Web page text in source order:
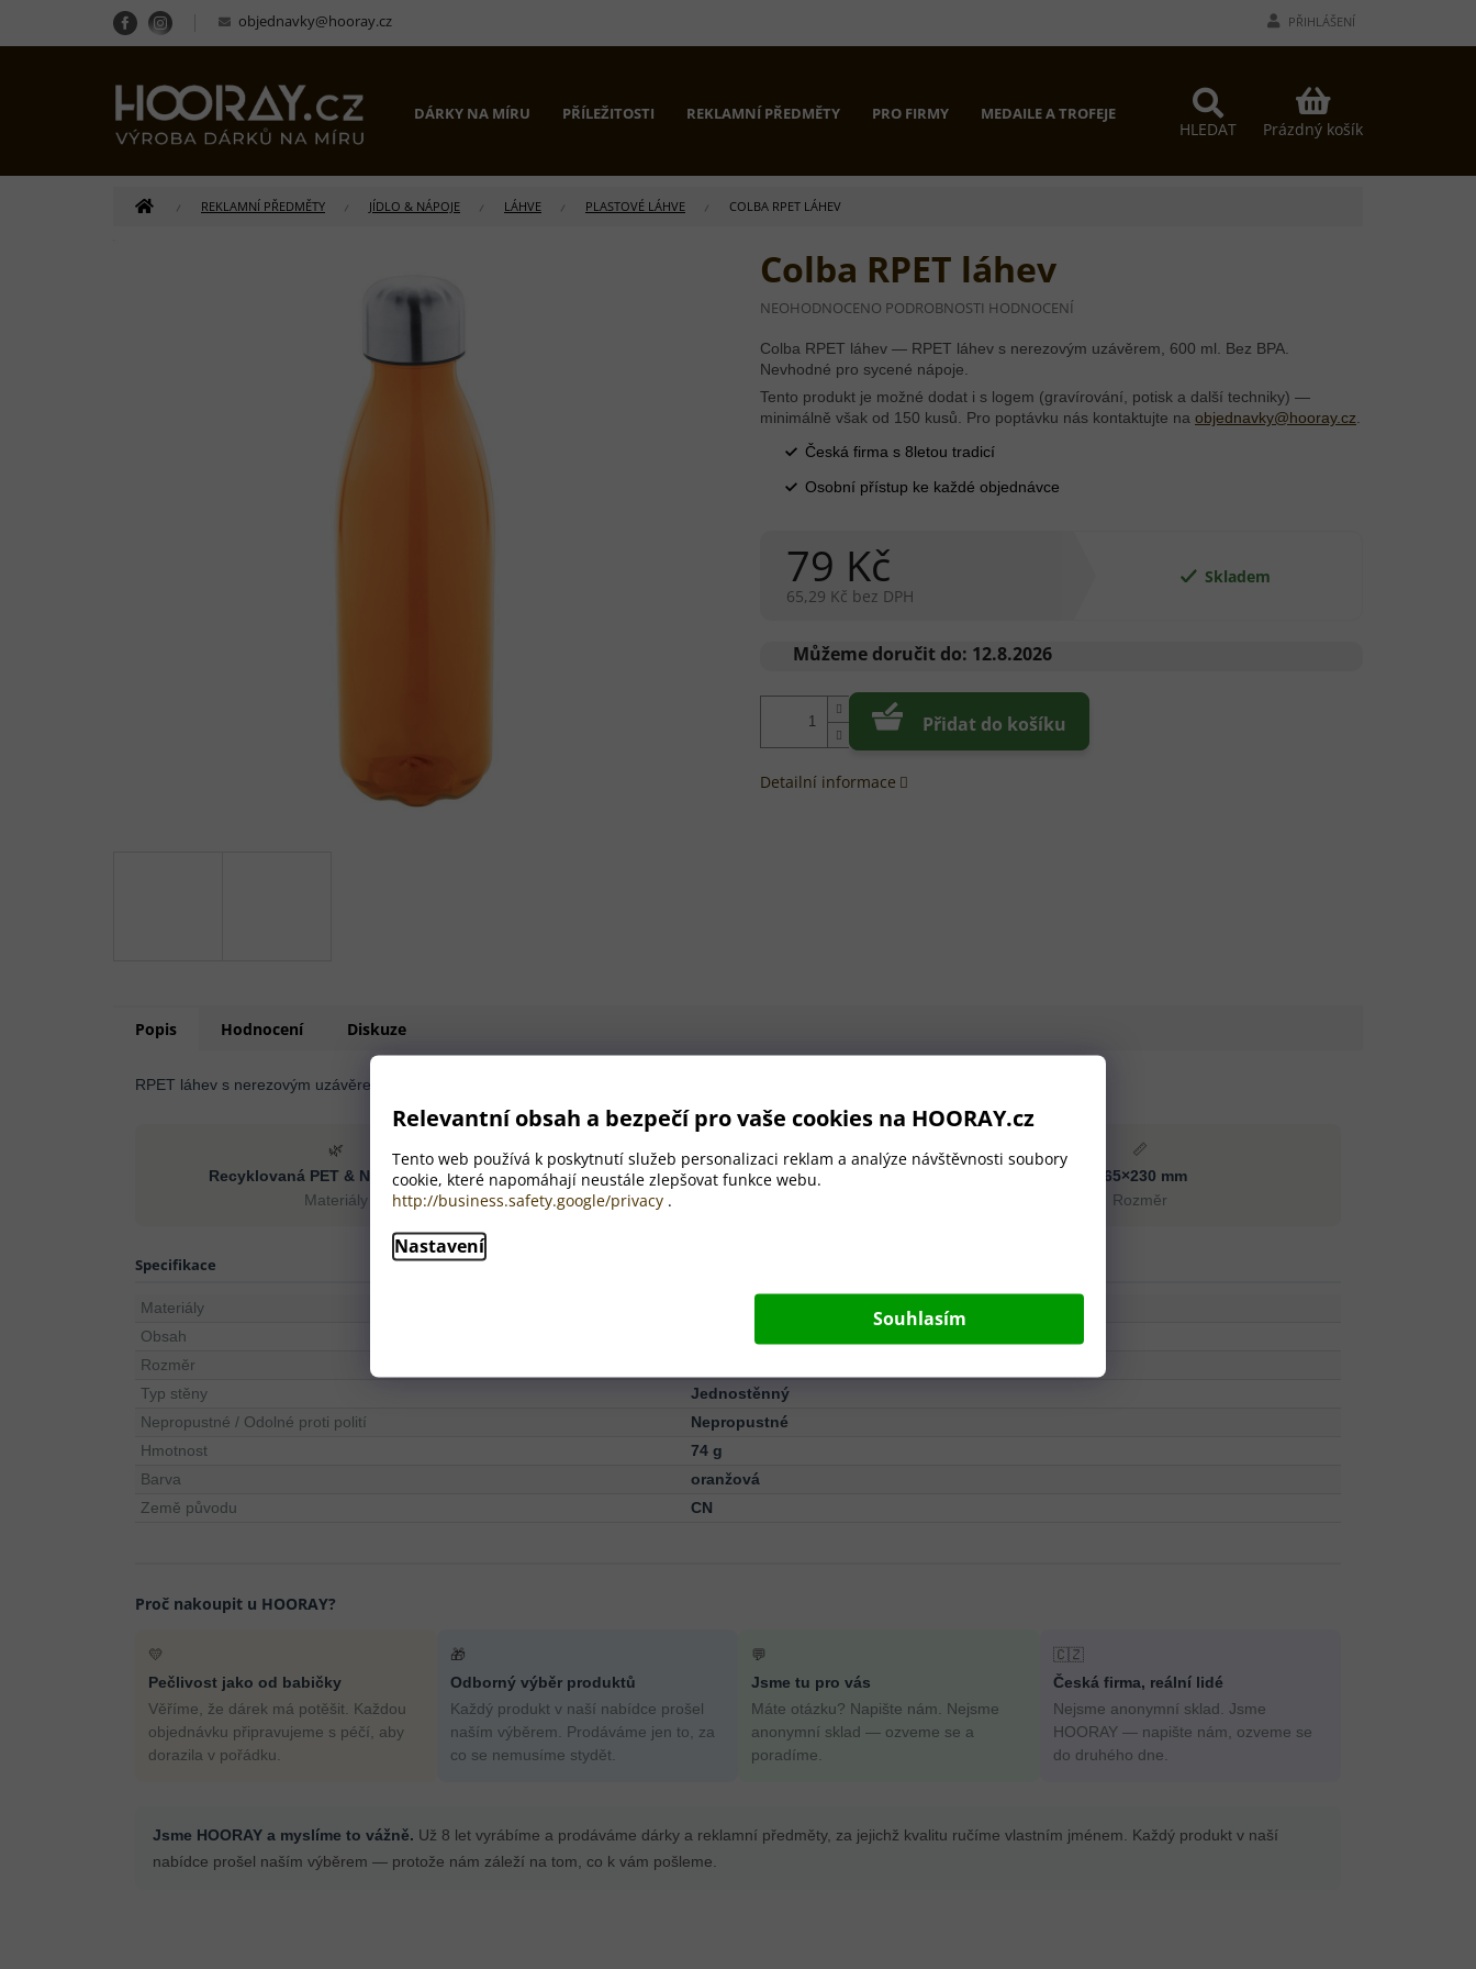
Relevantní obsah a bezpečí pro vaše cookies na HOORAY.cz
Tento web používá k poskytnutí služeb personalizaci reklam a analýze návštěvnosti soubory
cookie, které napomáhají neustále zlepšovat funkce webu.
http://business.safety.google/privacy .
Nastavení
Souhlasím
obsah
objednavky@hooray.cz PŘIHLÁŠENÍ
HLEDAT
NÁKUPNÍ
KOŠÍK
Prázdný košík
DÁRKY NA MÍRU PŘÍLEŽITOSTI REKLAMNÍ PŘEDMĚTY PRO FIRMY MEDAILE A TROFEJE PROČ MY? KONTAKTY
DOMŮ REKLAMNÍ PŘEDMĚTY JÍDLO & NÁPOJE LÁHVE PLASTOVÉ LÁHVE COLBA RPET LÁHEV
Colba RPET láhev
PRŮMĚRNÉ
PRODUKTU
JE
Z
5
HVĚZDIČEK.
NEOHODNOCENO PODROBNOSTI HODNOCENÍ
79 Kč
65,29 Kč bez DPH
cena:
Skladem
Můžeme doručit do: 12.8.2026
Přidat do košíku
Colba RPET láhev — RPET láhev s nerezovým uzávěrem, 600 ml. Bez BPA.
Nevhodné pro sycené nápoje.
Tento produkt je možné dodat i s logem (gravírování, potisk a další techniky) —
minimálně však od 150 kusů. Pro poptávku nás kontaktujte na objednavky@hooray.cz.
Česká firma s 8letou tradicí
Osobní přístup ke každé objednávce
Detailní informace
Popis Hodnocení Diskuze
RPET láhev s nerezovým uzávěrem, 600 ml. Bez BPA. Nevhodné pro sycené nápoje.
🌿
Recyklovaná PET & Nerezová ocel
Materiály
✨
600 ml
📏
ø65×230 mm
Rozměr
Specifikace
Materiály
Recyklovaná PET, Nerezová ocel
Obsah
Rozměr
Typ stěny
Jednostěnný
Nepropustné / Odolné proti polití
Nepropustné
Hmotnost
74 g
Barva
oranžová
Země původu
CN
Proč nakoupit u HOORAY?
💛
Pečlivost jako od babičky
Věříme, že dárek má potěšit. Každou
objednávku připravujeme s péčí, aby
dorazila v pořádku.
🎁
Odborný výběr produktů
Každý produkt v naší nabídce prošel
naším výběrem. Prodáváme jen to, za
co se nemusíme stydět.
💬
Jsme tu pro vás
Máte otázku? Napište nám. Nejsme
anonymní sklad — ozveme se a
poradíme.
🇨🇿
Česká firma, reální lidé
Nejsme anonymní sklad. Jsme
HOORAY — napište nám, ozveme se
do druhého dne.
Jsme HOORAY a myslíme to vážně. Už 8 let vyrábíme a prodáváme dárky a reklamní předměty, za jejichž kvalitu ručíme vlastním jménem. Každý produkt v naší
nabídce prošel naším výběrem — protože nám záleží na tom, co k vám pošleme.